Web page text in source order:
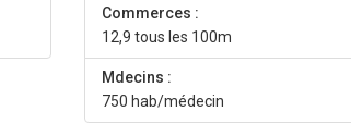
Commerces :
12,9 tous les 100m
Mdecins :
750 hab/médecin